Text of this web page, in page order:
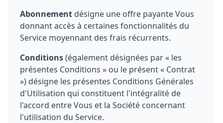
Abonnement désigne une offre payante Vous
donnant accès à certaines fonctionnalités du
Service moyennant des frais récurrents.
Conditions(également désignées par « les
présentes Conditions » ou le présent « Contrat
») désigne les présentes Conditions Générales
d'Utilisation qui constituent l'intégralité de
l'accord entre Vous et la Société concernant
l'utilisation du Service.